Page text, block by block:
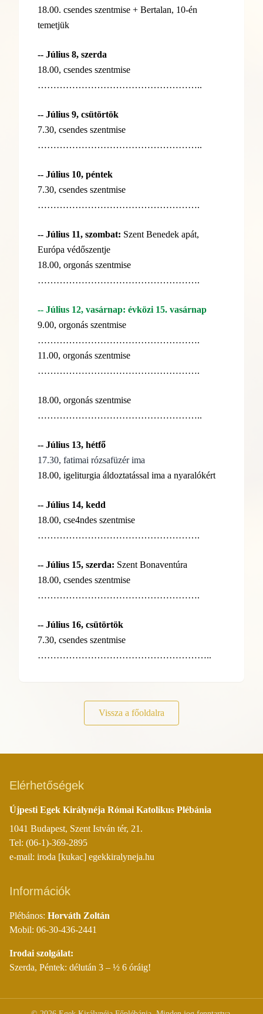
18.00. csendes szentmise + Bertalan, 10-én
temetjük
-- Július 8, szerda
18.00, csendes szentmise
……………………………………………..
-- Július 9, csütörtök
7.30, csendes szentmise
……………………………………………..
-- Július 10, péntek
7.30, csendes szentmise
…………………………………………….
-- Július 11, szombat: Szent Benedek apát,
Európa védőszentje
18.00, orgonás szentmise
…………………………………………….
-- Július 12, vasárnap: évközi 15. vasárnap
9.00, orgonás szentmise
…………………………………………….
11.00, orgonás szentmise
…………………………………………….
18.00, orgonás szentmise
……………………………………………..
-- Július 13, hétfő
17.30, fatimai rózsafüzér ima
18.00, igeliturgia áldoztatással ima a nyaralókért
-- Július 14, kedd
18.00, cse4ndes szentmise
…………………………………………….
-- Július 15, szerda: Szent Bonaventúra
18.00, csendes szentmise
…………………………………………….
-- Július 16, csütörtök
7.30, csendes szentmise
………………………………………………..
Vissza a főoldalra
Elérhetőségek
Újpesti Egek Királynéja Római Katolikus Plébánia
1041 Budapest, Szent István tér, 21.
Tel: (06-1)-369-2895
e-mail: iroda [kukac] egekkiralyneja.hu
Információk
Plébános: Horváth Zoltán
Mobil: 06-30-436-2441
Irodai szolgálat:
Szerda, Péntek: délután 3 – ½ 6 óráig!